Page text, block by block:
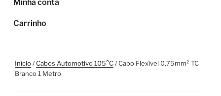
Minha conta
Carrinho
Início/Cabos Automotivo 105°C/ Cabo Flexível 0,75mm² TC
Branco 1 Metro